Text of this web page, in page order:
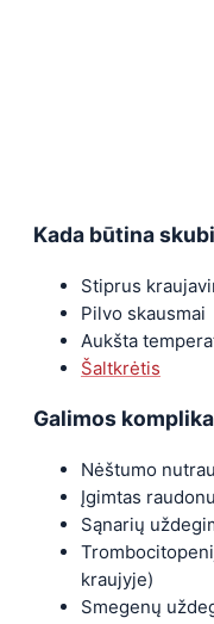
Kada būtina
Stiprus
Pilvo skausmai
Aukšta
Šaltkrėtis
Galimos
Nėštumo
Įgimtas
Sąnarių
kraujyje)
Smegenų